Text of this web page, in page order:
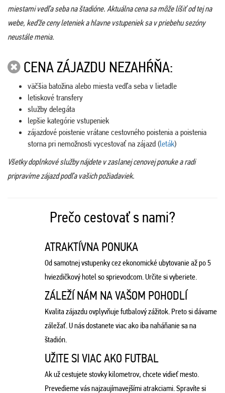
miestami vedľa seba na štadióne. Aktuálna cena sa môže líšiť od tej na
webe, keďže ceny leteniek a hlavne vstupeniek sa v priebehu sezóny
neustále menia.
CENA ZÁJAZDU NEZAHŔŇA:
väčšia batožina alebo miesta vedľa seba v lietadle
letiskové transfery
služby delegáta
lepšie kategórie vstupeniek
zájazdové poistenie vrátane cestovného poistenia a poistenia
storna pri nemožnosti vycestovať na zájazd (leták)
Všetky doplnkové služby nájdete v zaslanej cenovej ponuke a radi
pripravíme zájazd podľa vašich požiadaviek.
Prečo cestovať s nami?
ATRAKTÍVNA PONUKA
Od samotnej vstupenky cez ekonomické ubytovanie až po 5
hviezdičkový hotel so sprievodcom. Určite si vyberiete.
ZÁLEŽÍ NÁM NA VAŠOM POHODLÍ
Kvalita zájazdu ovplyvňuje futbalový zážitok. Preto si dávame
záležať. U nás dostanete viac ako iba naháňanie sa na
štadión.
UŽITE SI VIAC AKO FUTBAL
Ak už cestujete stovky kilometrov, chcete vidieť mesto.
Prevedieme vás najzaujímavejšími atrakciami. Spravíte si